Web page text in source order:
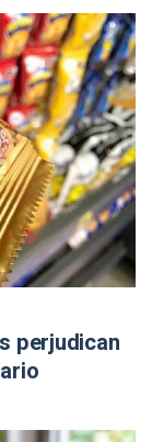
perjudican